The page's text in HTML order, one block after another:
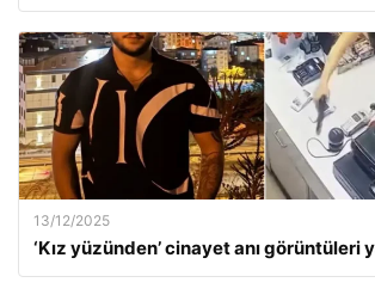
13/12/2025
‘Kız yüzünden’ cinayet anı görüntüleri